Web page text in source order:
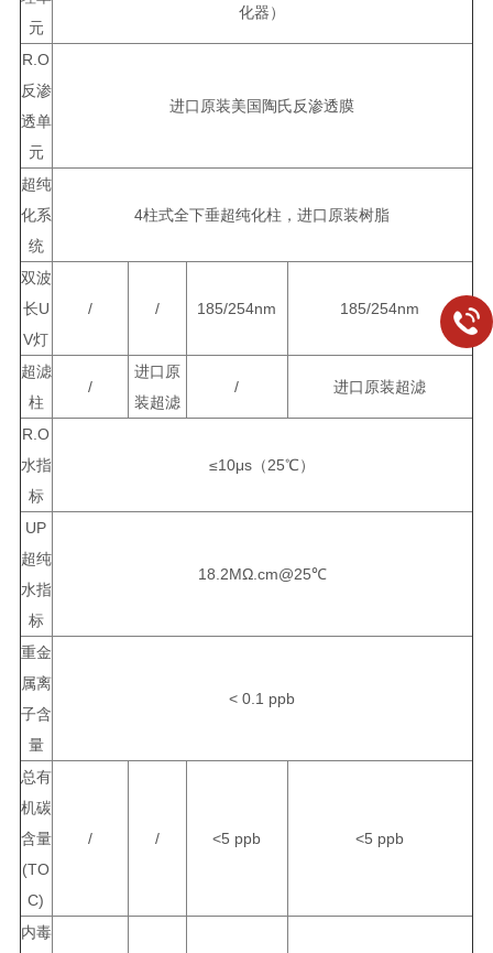
元
化器）
R.O
反渗
透单
元
进口原装美国陶氏反渗透膜
超纯
化系
统
4柱式全下垂超纯化柱，进口原装树脂
双波
长U
V灯
/ / 185/254nm 185/254nm
超滤
柱
/
进口原
装超滤
/ 进口原装超滤
R.O
水指
标
≤10μs（25℃）
UP
超纯
水指
标
18.2MΩ.cm@25℃
重金
属离
子含
量
< 0.1 ppb
总有
机碳
含量
(TO
C)
/ / <5 ppb <5 ppb
内毒